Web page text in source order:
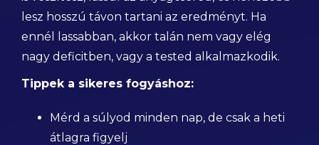
lesz hosszú távon tartani az eredményt. Ha
ennél lassabban, akkor talán nem vagy elég
nagy deficitben, vagy a tested alkalmazkodik.
Tippek a sikeres fogyáshoz:
Mérd a súlyod minden nap, de csak a heti
átlagra figyelj